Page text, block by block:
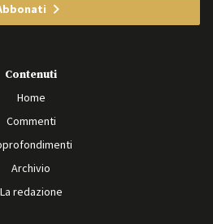
Contenuti
Home
Commenti
Archivio
La redazione